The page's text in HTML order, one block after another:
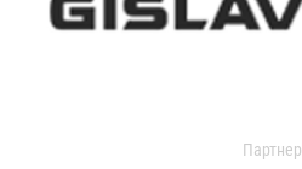
Партнер